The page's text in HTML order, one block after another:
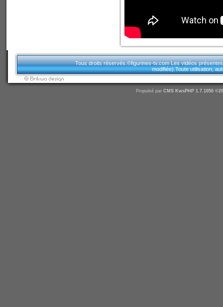
Tous droits réservés.©figurines-tv.com Les vidéos
modifiée).Toute utilisation,
Propulsé par CMS KwsPHP 1.7.1050